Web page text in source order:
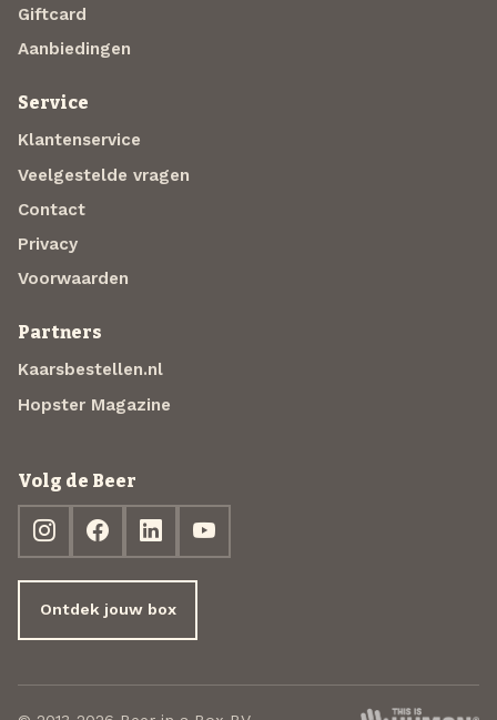
Giftcard
Aanbiedingen
Service
Klantenservice
Veelgestelde vragen
Contact
Privacy
Voorwaarden
Partners
Kaarsbestellen.nl
Hopster Magazine
Volg de Beer
Ontdek jouw box